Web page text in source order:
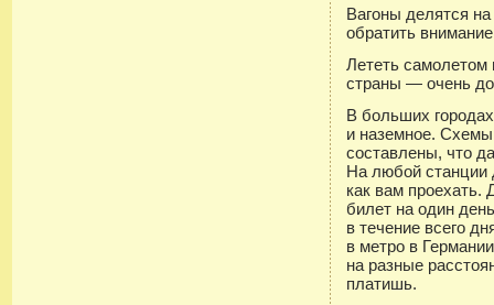
Вагоны делятся
обратить
Лететь самолетом
страны — очень
В больших
и наземное. Схемы
составлены, что
На любой станции
как вам проехать.
билет на один
в течение всего
в метро в
на разные
платишь.